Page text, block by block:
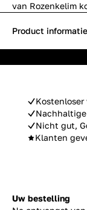
van Rozenkelim
Kostenloser
Nicht gut,
Klanten
Product informatie
Uw bestelling